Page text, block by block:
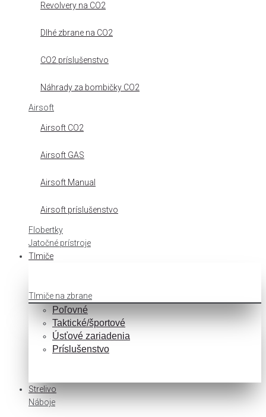
Revolvery na CO2
Dlhé zbrane na CO2
CO2 príslušenstvo
Náhrady za bombičky CO2
Airsoft
Airsoft CO2
Airsoft GAS
Airsoft Manual
Airsoft príslušenstvo
Flobertky
Jatočné prístroje
Tlmiče
Tlmiče na zbrane
Poľovné
Taktické/športové
Úsťové zariadenia
Príslušenstvo
Strelivo
Náboje